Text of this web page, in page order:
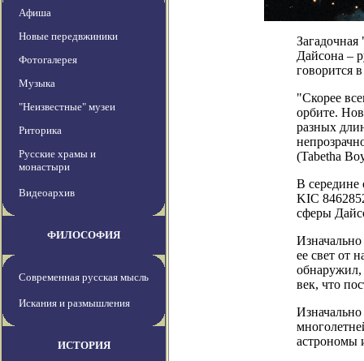
Афиша
Новые передвжиники
Фотогалерея
Музыка
"Неизвестные" музеи
Риторика
Русские храмы и
монастыри
Видеоархив
ФИЛОСОФИЯ
Современная русская мысль
Искания и размышления
ИСТОРИЯ
Дайсона –
говорится
"Скорее
орбите.
разных
(Tabetha
В середине
KIC
сферы
ее свет от
обнаружил,
век, что
астрономы